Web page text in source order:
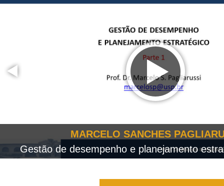
MARCELO SANCHES
Gestão de desempenho e planejamento